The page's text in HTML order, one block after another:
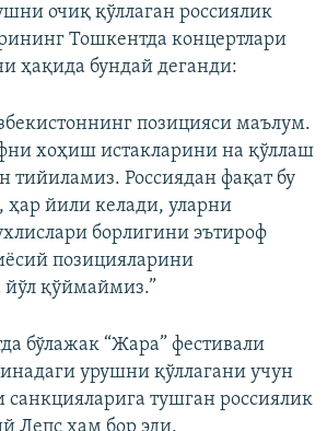
очиқ қўллаган россиялик
Тошкентда концертлари
ҳақида бундай деганди:
позицияси маълум.
хоҳиш истакларини на қўллаш
тийиламиз. Россиядан фақат бу
ҳар йили келади, уларни
борлигини эътироф
позицияларини
қўймаймиз.”
бўлажак “Жара” фестивали
урушни қўллагани учун
санкцияларига тушган россиялик
Лепс ҳам бор эди.